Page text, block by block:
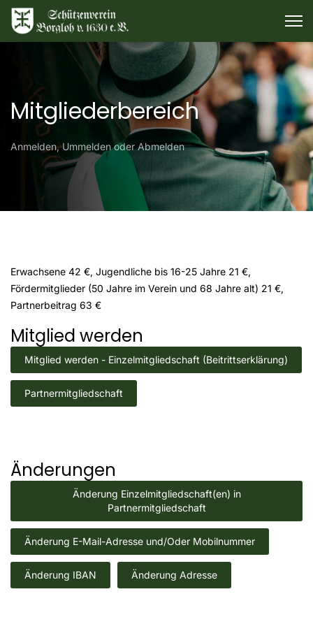
Mitgliederbereich
Anmelden, Ummelden oder Abmelden
Erwachsene 42 €, Jugendliche bis 16-25 Jahre 21 €,
Fördermitglieder (50 Jahre im Verein und 68 Jahre alt) 21 €,
Partnerbeitrag 63 €
Mitglied werden
Mitglied werden - Einzelmitgliedschaft (Beitrittserklärung)
Partnermitgliedschaft
Änderungen
Änderung Einzelmitgliedschaft(en) in
Partnermitgliedschaft
Änderung E-Mail-Adresse und/Oder Mobilnummer
Änderung IBAN Änderung Adresse